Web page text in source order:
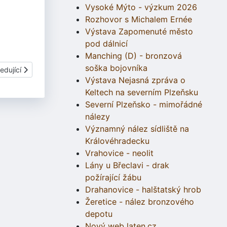
článek: Sborník Rekonstrukce a experiment v archeologii
Vysoké Mýto - výzkum 2026
Rozhovor s Michalem Ernée
Výstava Zapomenuté město
pod dálnicí
Manching (D) - bronzová
soška bojovníka
Výstava Nejasná zpráva o
Keltech na severním Plzeňsku
Severní Plzeňsko - mimořádné
nálezy
Významný nález sídliště na
Královéhradecku
Vrahovice - neolit
Lány u Břeclavi - drak
požírající žábu
Drahanovice - halštatský hrob
Žeretice - nález bronzového
depotu